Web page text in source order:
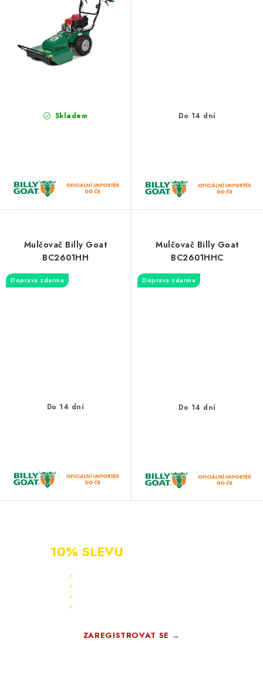
Skladem Do 14 dní
Mulčovač Billy Goat
BC2601HH
Doprava zdarma
Do 14 dní
Mulčovač Billy Goat
BC2601HHC
Doprava zdarma
Do 14 dní
10% SLEVU
✓
✓
✓
✓
ZAREGISTROVAT SE →